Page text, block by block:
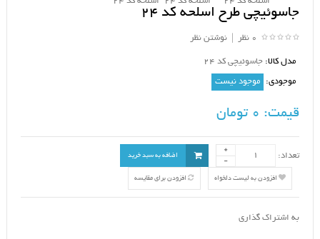
جاسوئیچی طرح اسلحه کد 24
0 نظر نوشتن نظر
مدل کالا: جاسوئیچی کد 24
موجودی: موجود نیست
قیمت:
تعداد: اضافه به سبد خرید
افزودن به لیست دلخواه افزودن برای مقایسه
به اشتراک گذاری